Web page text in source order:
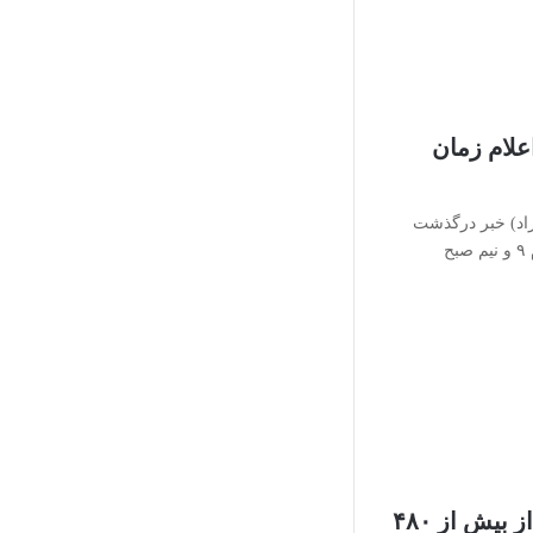
زمان
راد) خبر درگذشت
پدرش را تایید کرد و گفت پدرم ۹ و نیم صبح
دعوت آکادمی اسکار از بیش از ۴۸۰